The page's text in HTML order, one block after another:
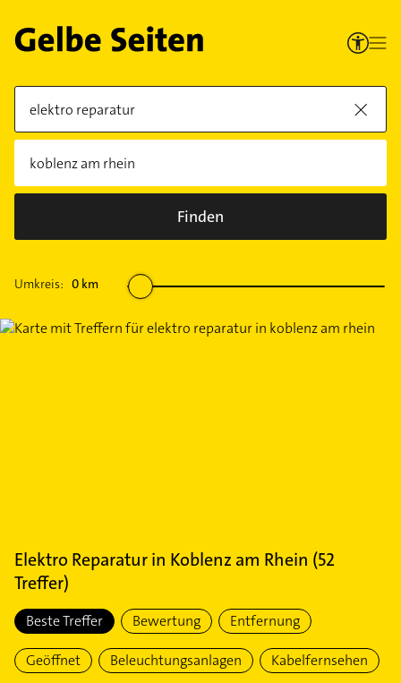
Finden
Umkreis: 0 km
Elektro Reparaturin Koblenz am Rhein (52
Treffer)
Beste Treffer Bewertung Entfernung
Geöffnet Beleuchtungsanlagen Kabelfernsehen